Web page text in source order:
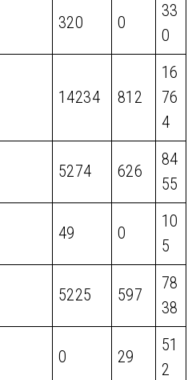
320 0
33
0
14234 812
16
76
4
5274 626
84
55
49 0
10
5
5225 597
78
38
0 29
51
2